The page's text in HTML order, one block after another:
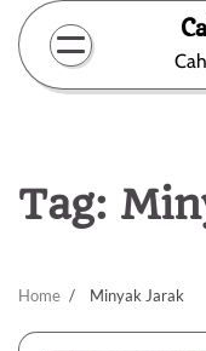
Skip
content
Tag:
Home Minyak Jarak